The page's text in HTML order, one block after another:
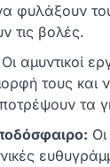
φυλάξουν
τις βολές.
Οι αμυντικοί
τους και
τα